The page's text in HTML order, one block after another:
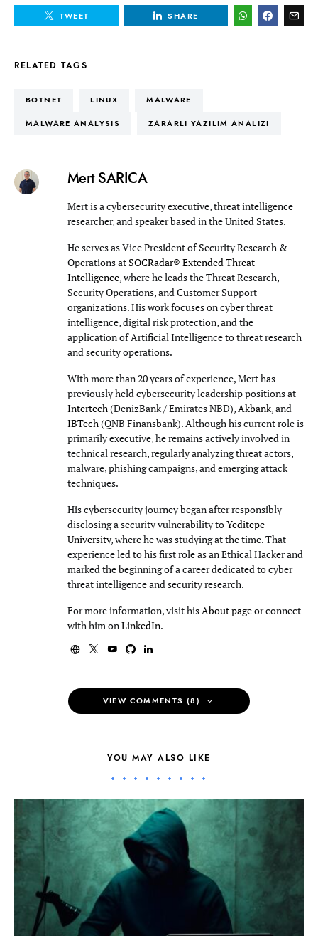
TWEET SHARE
RELATED TAGS
BOTNET LINUX MALWARE
MALWARE ANALYSIS ZARARLI YAZILIM ANALIZI
Mert SARICA
Mert is a cybersecurity executive, threat intelligence
researcher, and speaker based in the United States.
He serves as Vice President of Security Research &
Operations atSOCRadar® Extended Threat
Intelligence, where he leads the Threat Research,
Security Operations, and Customer Support
organizations. His work focuses on cyber threat
intelligence, digital risk protection, and the
application of Artificial Intelligence to threat research
and security operations.
With more than 20 years of experience, Mert has
previously held cybersecurity leadership positions at
Intertech(DenizBank / Emirates NBD),Akbank, and
IBTech(QNB Finansbank). Although his current role is
primarily executive, he remains actively involved in
technical research, regularly analyzing threat actors,
malware, phishing campaigns, and emerging attack
techniques.
His cybersecurity journey began after responsibly
disclosing a security vulnerability toYeditepe
University, where he was studying at the time. That
experience led to his first role as an Ethical Hacker and
marked the beginning of a career dedicated to cyber
threat intelligence and security research.
For more information, visit hisAbout pageor connect
with him onLinkedIn.
VIEW COMMENTS (8)
YOU MAY ALSO LIKE